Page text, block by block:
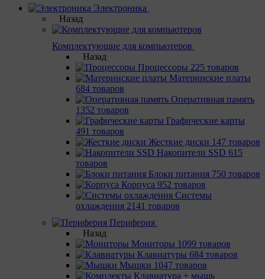
Электроника
Назад
Комплектующие для компьютеров
Назад
Процессоры 225 товаров
Материнcкие платы
684 товаров
Оперативная память
1352 товаров
Графические карты
491 товаров
Жесткие диски 147 товаров
Накопители SSD 615
товаров
Блоки питания 750 товаров
Корпуса 952 товаров
Системы
охлаждения 2141 товаров
Периферия
Назад
Мониторы 1099 товаров
Клавиатуры 684 товаров
Мышки 1047 товаров